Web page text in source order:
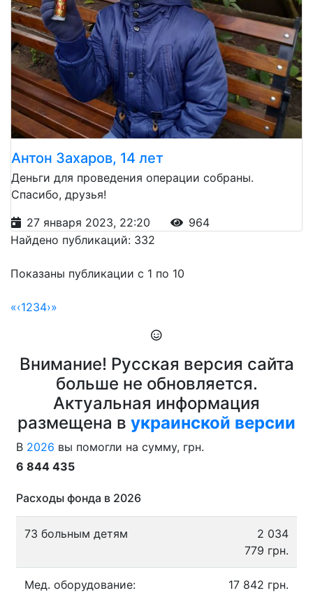
Антон Захаров, 14 лет
Деньги для проведения операции собраны.
Спасибо, друзья!
27 января 2023, 22:20
964
Найдено публикаций: 332
Показаны публикации с 1 по 10
«‹1234›»
Внимание! Русская версия сайта
больше не обновляется.
Актуальная информация
размещена в украинской версии
В 2026 вы помогли на сумму, грн.
6 844 435
Расходы фонда в 2026
73 больным детям
2 034
779 грн.
Мед. оборудование: 17 842 грн.